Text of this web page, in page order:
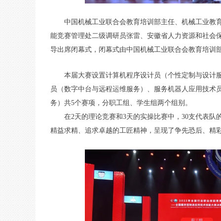
中国机械工业联合会教育培训部主任、机械工业教
能竞赛管理处二级调研员张雷、安徽省人力资源和社
导出席闭幕式，闭幕式由中国机械工业联合会教育培
本届大赛设置计算机程序设计员（个性定制与设计
员（数字中台与远程运维服务）、服务机器人应用技
务）共5个赛项，分职工组、学生组两个组别。
在2天的理论竞赛和3天的实操比赛中，30支代表
精益求精、追求卓越的工匠精神，呈现了争先恐后、精